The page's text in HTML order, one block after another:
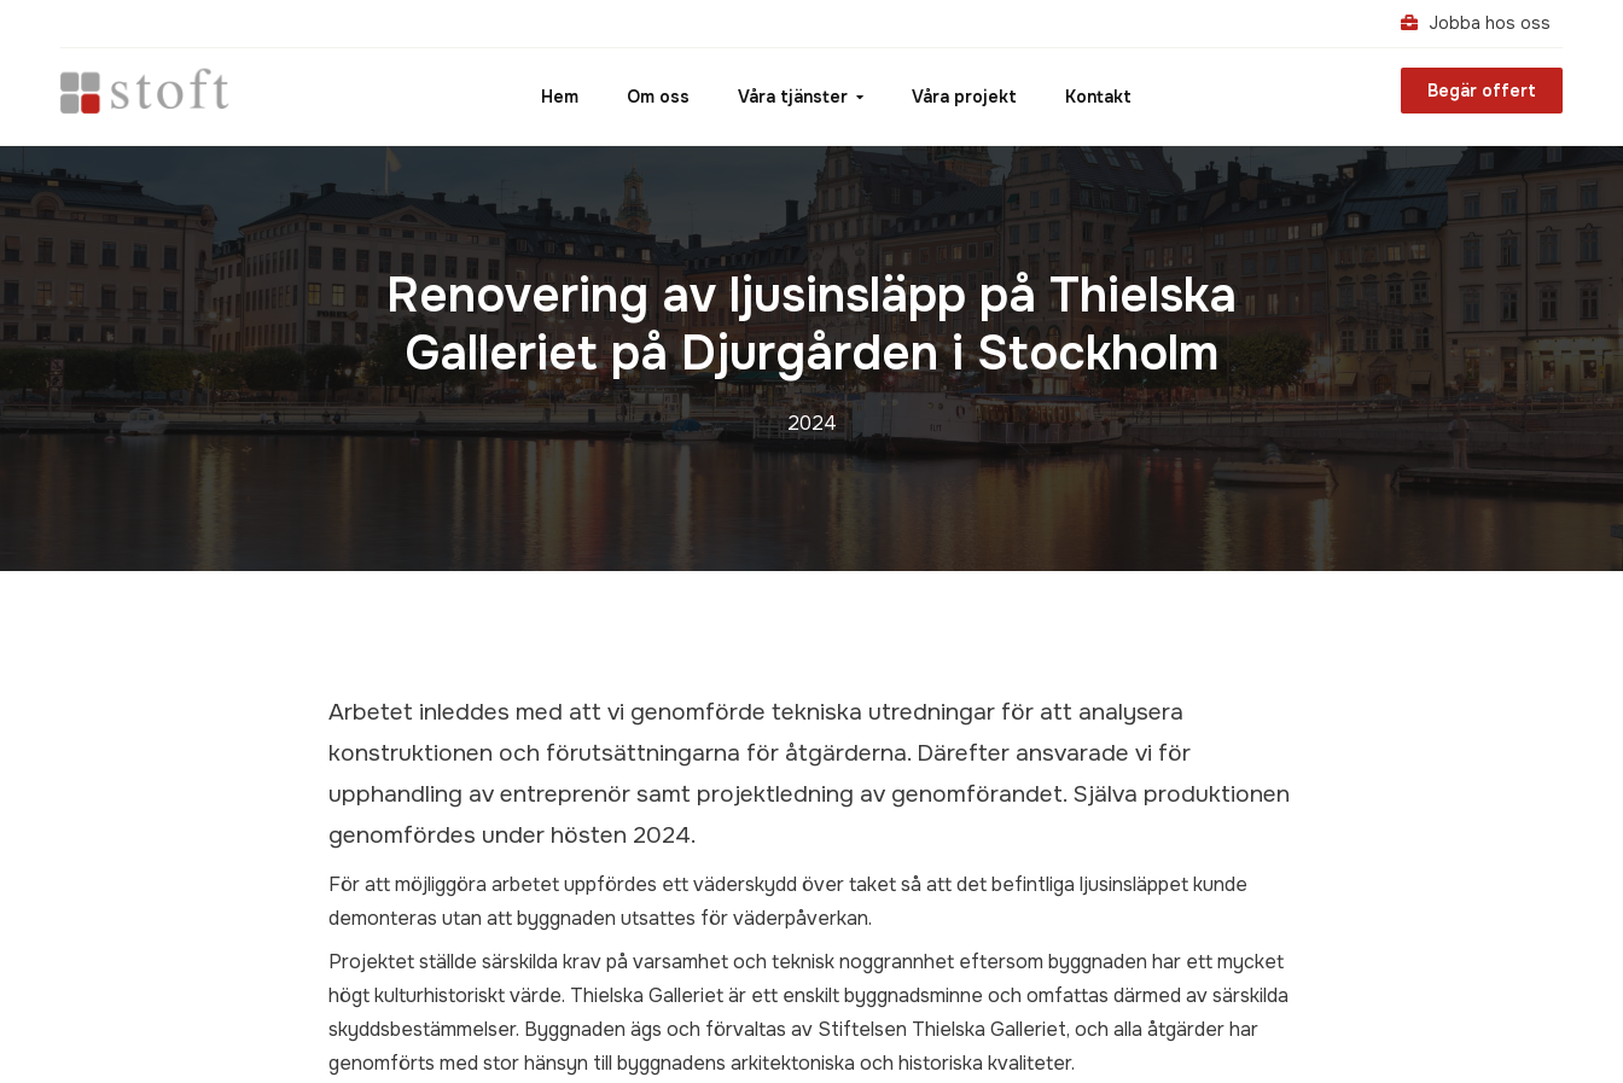
Jobba hos oss
Hem Om oss Våra tjänster Våra projekt Kontakt Begär offert
Renovering av ljusinsläpp på Thielska
Galleriet på Djurgården i Stockholm
2024
Arbetet inleddes med att vi genomförde tekniska utredningar för att analysera
konstruktionen och förutsättningarna för åtgärderna. Därefter ansvarade vi för
upphandling av entreprenör samt projektledning av genomförandet. Själva produktionen
genomfördes under hösten 2024.
För att möjliggöra arbetet uppfördes ett väderskydd över taket så att det befintliga ljusinsläppet kunde
demonteras utan att byggnaden utsattes för väderpåverkan.
Projektet ställde särskilda krav på varsamhet och teknisk noggrannhet eftersom byggnaden har ett mycket
högt kulturhistoriskt värde. Thielska Galleriet är ett enskilt byggnadsminne och omfattas därmed av särskilda
skyddsbestämmelser. Byggnaden ägs och förvaltas av Stiftelsen Thielska Galleriet, och alla åtgärder har
genomförts med stor hänsyn till byggnadens arkitektoniska och historiska kvaliteter.